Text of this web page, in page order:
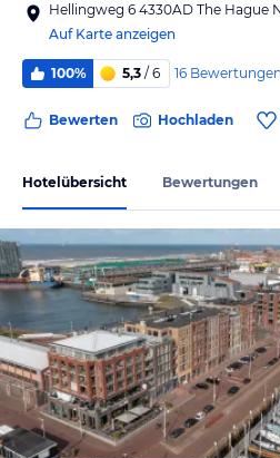
Hellingweg 6 4330AD The Hague
Auf Karte anzeigen
100% 5,3 / 6 16 Bewertungen
Bewerten Hochladen
Hotelübersicht Bewertungen